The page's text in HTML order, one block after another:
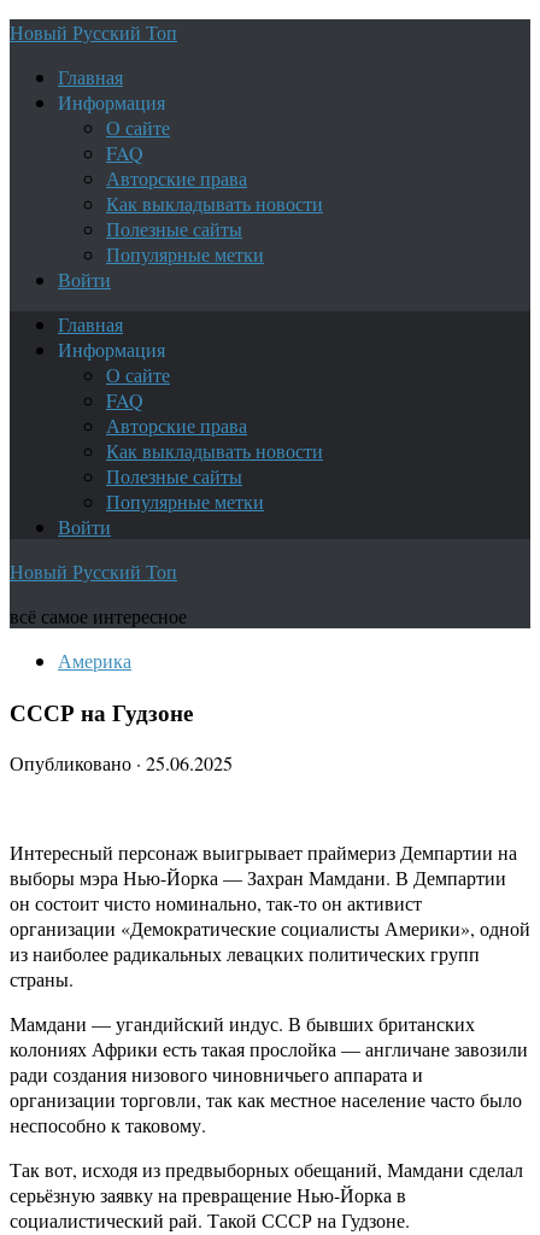
Новый Русский Топ
Главная
Информация
О сайте
FAQ
Авторские права
Как выкладывать новости
Полезные сайты
Популярные метки
Войти
Главная
Информация
О сайте
FAQ
Авторские права
Как выкладывать новости
Полезные сайты
Популярные метки
Войти
Новый Русский Топ
всё самое интересное
Америка
СССР на Гудзоне
Опубликовано · 25.06.2025
Интересный персонаж выигрывает праймериз Демпартии на
выборы мэра Нью-Йорка — Захран Мамдани. В Демпартии
он состоит чисто номинально, так-то он активист
организации «Демократические социалисты Америки», одной
из наиболее радикальных левацких политических групп
страны.
Мамдани — угандийский индус. В бывших британских
колониях Африки есть такая прослойка — англичане завозили
ради создания низового чиновничьего аппарата и
организации торговли, так как местное население часто было
неспособно к таковому.
Так вот, исходя из предвыборных обещаний, Мамдани сделал
серьёзную заявку на превращение Нью-Йорка в
социалистический рай. Такой СССР на Гудзоне.